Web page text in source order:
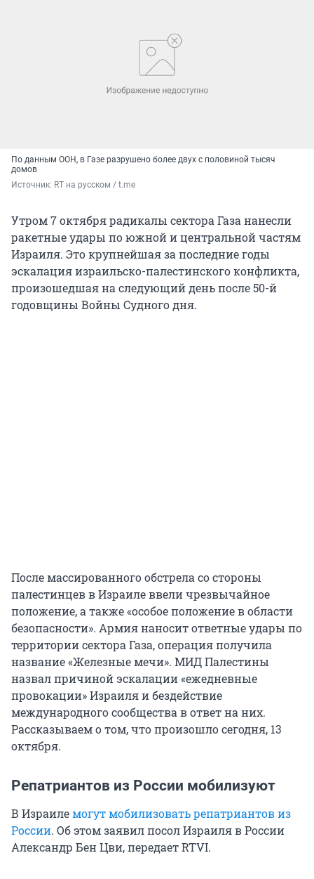
По данным ООН, в Газе разрушено более двух с половиной тысяч
домов
Источник: RT на русском / t.me
Утром 7 октября радикалы сектора Газа нанесли
ракетные удары по южной и центральной частям
Израиля. Это крупнейшая за последние годы
эскалация израильско-палестинского конфликта,
произошедшая на следующий день после 50-й
годовщины Войны Судного дня.
После массированного обстрела со стороны
палестинцев в Израиле ввели чрезвычайное
положение, а также «особое положение в области
безопасности». Армия наносит ответные удары по
территории сектора Газа, операция получила
название «Железные мечи». МИД Палестины
назвал причиной эскалации «ежедневные
провокации» Израиля и бездействие
международного сообщества в ответ на них.
Рассказываем о том, что произошло сегодня, 13
октября.
Репатриантов из России мобилизуют
В Израилемогут мобилизовать репатриантов из
России. Об этом заявил посол Израиля в России
Александр Бен Цви, передает RTVI.